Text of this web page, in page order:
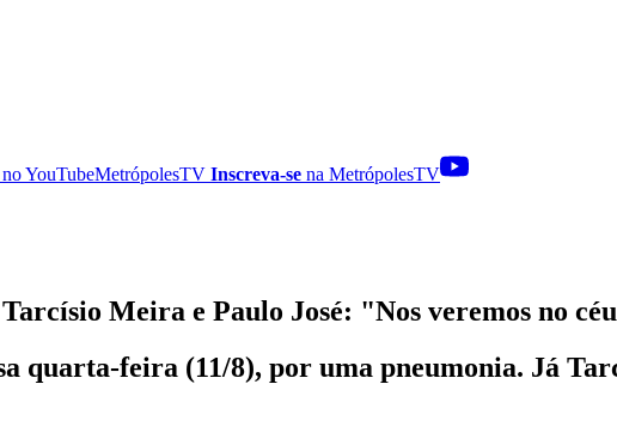
YouTubeMetrópolesTV Inscreva-se na MetrópolesTV
Meira e Paulo José: "Nos veremos no
quarta-feira (11/8), por uma pneumonia. Já